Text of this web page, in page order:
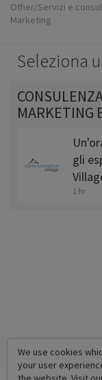
Other/Servizi e
Marketing
Seleziona
MARKETING
gli
1 hr
We use cookies
your user